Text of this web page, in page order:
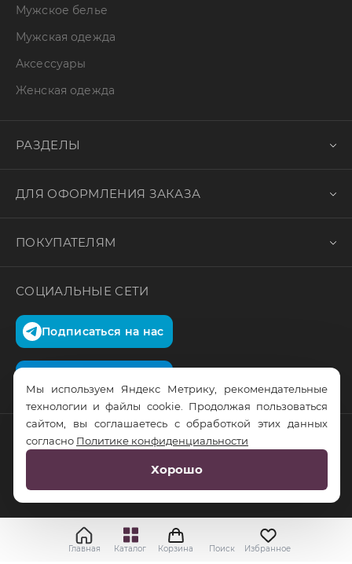
Мужское белье
Мужская одежда
Аксессуары
Женская одежда
РАЗДЕЛЫ
ДЛЯ ОФОРМЛЕНИЯ ЗАКАЗА
ПОКУПАТЕЛЯМ
СОЦИАЛЬНЫЕ СЕТИ
Подписаться на нас
© RusTrus. 2011-2026. Все права защищены
RS Digital
Главная Каталог Корзина Поиск Избранное
Мы используем Яндекс Метрику, рекомендательные
технологии и файлы cookie. Продолжая пользоваться
сайтом, вы соглашаетесь с обработкой этих данных
согласно Политике конфиденциальности
Хорошо